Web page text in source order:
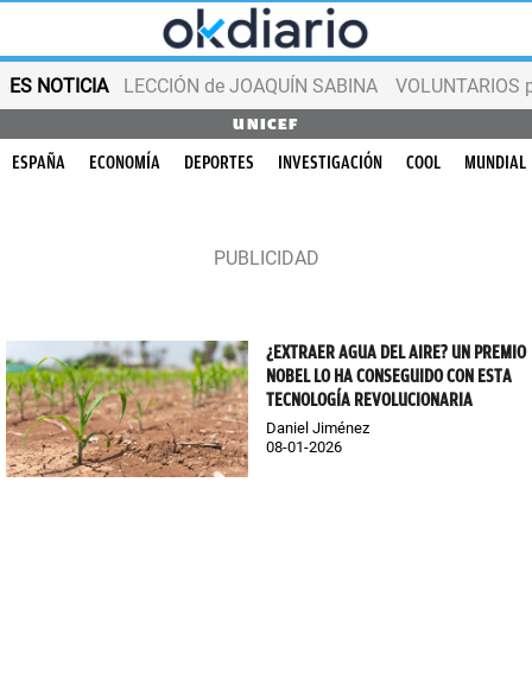
ES NOTICIA LECCIÓN de JOAQUÍN SABINA VOLUNTARIOS
UNICEF
ESPAÑA ECONOMÍA DEPORTES INVESTIGACIÓN COOL MUNDIAL
¿EXTRAER AGUA DEL AIRE? UN PREMIO
NOBEL LO HA CONSEGUIDO CON ESTA
TECNOLOGÍA REVOLUCIONARIA
Daniel Jiménez
08-01-2026